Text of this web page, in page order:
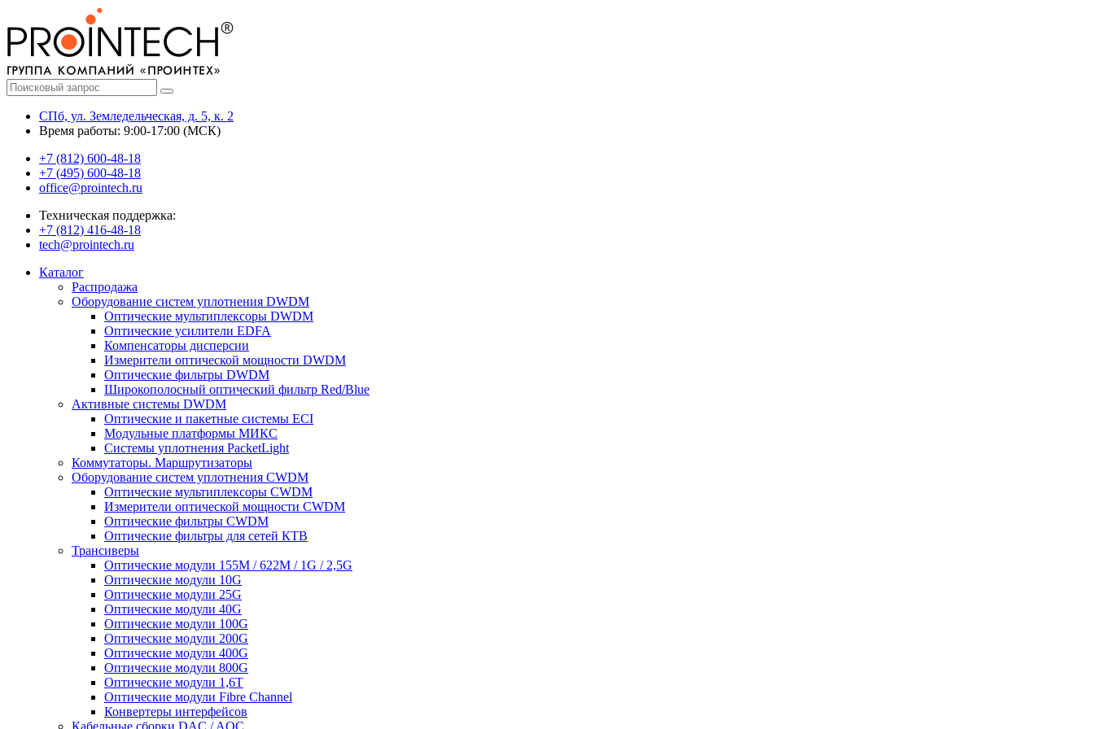
СПб, ул. Земледельческая, д. 5, к. 2
Время работы: 9:00-17:00 (МСК)
+7 (812) 600-48-18
+7 (495) 600-48-18
office@prointech.ru
Техническая поддержка:
+7 (812) 416-48-18
tech@prointech.ru
Каталог
Распродажа
Оборудование систем уплотнения DWDM
Оптические мультиплексоры DWDM
Оптические усилители EDFA
Компенсаторы дисперсии
Измерители оптической мощности DWDM
Оптические фильтры DWDM
Широкополосный оптический фильтр Red/Blue
Активные системы DWDM
Оптические и пакетные системы ECI
Модульные платформы МИКС
Системы уплотнения PacketLight
Коммутаторы. Маршрутизаторы
Оборудование систем уплотнения CWDM
Оптические мультиплексоры CWDM
Измерители оптической мощности CWDM
Оптические фильтры CWDM
Оптические фильтры для сетей КТВ
Трансиверы
Оптические модули 155M / 622M / 1G / 2,5G
Оптические модули 10G
Оптические модули 25G
Оптические модули 40G
Оптические модули 100G
Оптические модули 200G
Оптические модули 400G
Оптические модули 800G
Оптические модули 1,6T
Оптические модули Fibre Channel
Конвертеры интерфейсов
Кабельные сборки DAC / AOC